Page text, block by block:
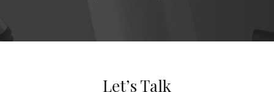
Let’s Talk